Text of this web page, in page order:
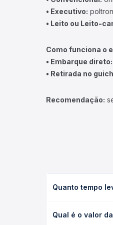
• Executivo:
• Leito ou Leito-
Como funciona o
• Embarque direto:
• Retirada no
Recomendação:
Quanto tempo
condições de
Qual é o valor